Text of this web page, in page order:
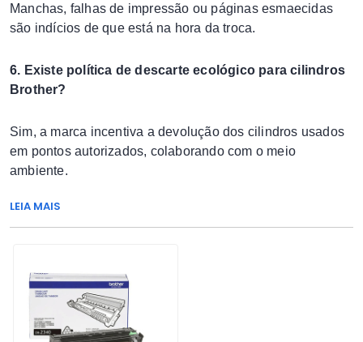
Manchas, falhas de impressão ou páginas esmaecidas
são indícios de que está na hora da troca.
6. Existe política de descarte ecológico para cilindros
Brother?
Sim, a marca incentiva a devolução dos cilindros usados
em pontos autorizados, colaborando com o meio
ambiente.
LEIA MAIS